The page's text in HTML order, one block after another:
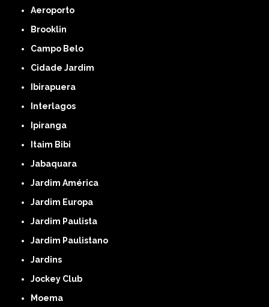
Aeroporto
Brooklin
Campo Belo
Cidade Jardim
Ibirapuera
Interlagos
Ipiranga
Itaim Bibi
Jabaquara
Jardim América
Jardim Europa
Jardim Paulista
Jardim Paulistano
Jardins
Jockey Club
Moema